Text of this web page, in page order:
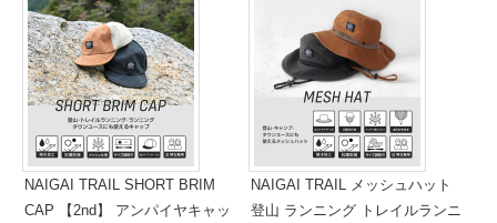
NAIGAI TRAIL SHORT BRIM
CAP 【2nd】 アンパイヤキャッ
NAIGAI TRAIL メッシュハット
登山 ランニング トレイルランニ